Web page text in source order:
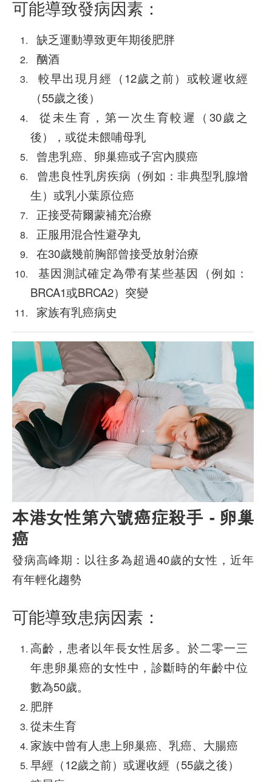
可能導致發病因素：
缺乏運動導致更年期後肥胖
酗酒
較早出現月經（12歲之前）或較遲收經
（55歲之後）
從未生育，第一次生育較遲（30歲之
後），或從未餵哺母乳
曾患乳癌、卵巢癌或子宮內膜癌
曾患良性乳房疾病（例如：非典型乳腺增
生）或乳小葉原位癌
正接受荷爾蒙補充治療
正服用混合性避孕丸
在30歲幾前胸部曾接受放射治療
基因測試確定為帶有某些基因（例如：
BRCA1或BRCA2）突變
家族有乳癌病史
本港女性第六號癌症殺手 - 卵巢
癌
發病高峰期：以往多為超過40歲的女性，近年
有年輕化趨勢
可能導致患病因素：
高齡，患者以年長女性居多。於二零一三
年患卵巢癌的女性中，診斷時的年齡中位
數為50歲。
肥胖
從未生育
家族中曾有人患上卵巢癌、乳癌、大腸癌
早經（12歲之前）或遲收經（55歲之後）